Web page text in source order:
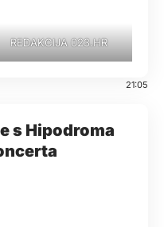
REDAKCIJA 023.HR
21:05
s Hipodroma